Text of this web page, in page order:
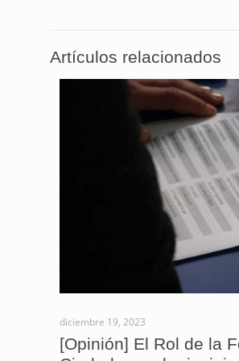
Artículos relacionados
diciembre 19, 2023
[Opinión] El Rol de la